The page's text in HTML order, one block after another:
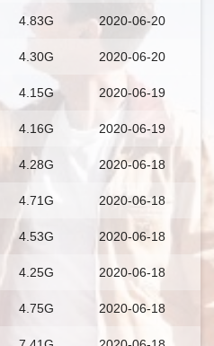
4.83G 2020-06-20
4.30G 2020-06-20
4.15G 2020-06-19
4.16G 2020-06-19
4.28G 2020-06-18
4.71G 2020-06-18
4.53G 2020-06-18
4.25G 2020-06-18
4.75G 2020-06-18